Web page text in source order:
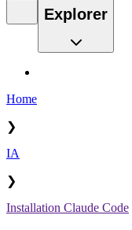
Explorer
Home
❯
IA
❯
Installation Claude Code